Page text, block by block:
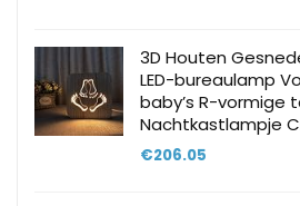
3D Houten
LED-bureaulamp
baby’s R-vormige
Nachtkastlampje
€206.05